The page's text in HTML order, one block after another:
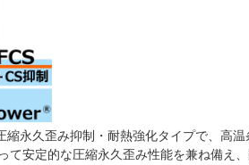
永久歪み抑制・耐熱強化タイプで、高
安定的な圧縮永久歪み性能を兼ね備え